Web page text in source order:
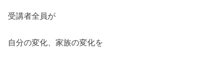
受講者全員が
自分の変化、家族の変化を